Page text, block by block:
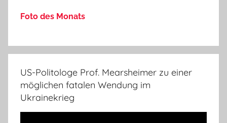
Foto des Monats
US-Politologe Prof. Mearsheimer zu einer
möglichen fatalen Wendung im
Ukrainekrieg